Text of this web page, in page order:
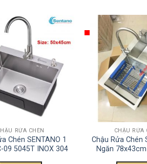
RỬA CHÉN
Chén SENTANO 1
09 5045T INOX 304
CHẬU RỬA
Chậu Rửa Chén
Ngăn